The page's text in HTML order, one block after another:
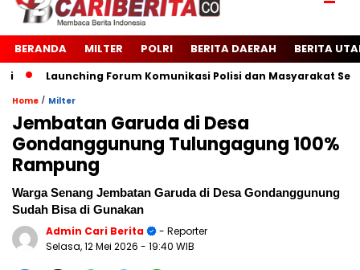
BERANDA MILTER POLRI BERITA DAERAH BERITA
Launching Forum Komunikasi Polisi dan Masyarakat Sekolah
Home / Milter
Jembatan Garuda di Desa
Gondanggunung Tulungagung 100%
Rampung
Warga Senang Jembatan Garuda di Desa Gondanggunung
Sudah Bisa di Gunakan
Admin Cari Berita
- Reporter
Selasa, 12 Mei 2026 - 19:40 WIB